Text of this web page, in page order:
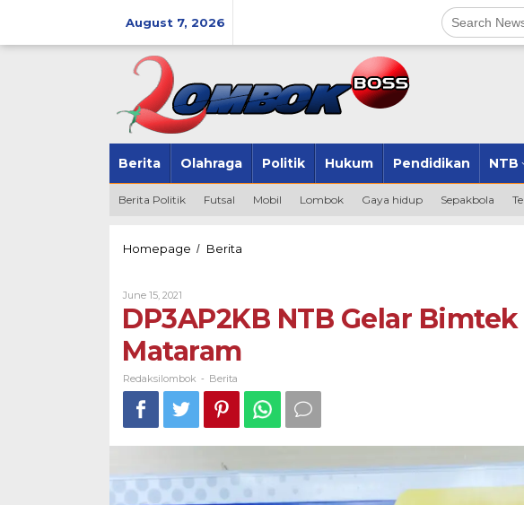
August 7, 2026
Berita Olahraga Politik Hukum Pendidikan NTB
Berita Politik Futsal Mobil Lombok Gaya hidup Sepakbola
Homepage / Berita
Auditor
PUG
June 15, 2021
Redaksilombok
DP3AP2KB NTB Gelar
Mataram
Redaksilombok - Berita